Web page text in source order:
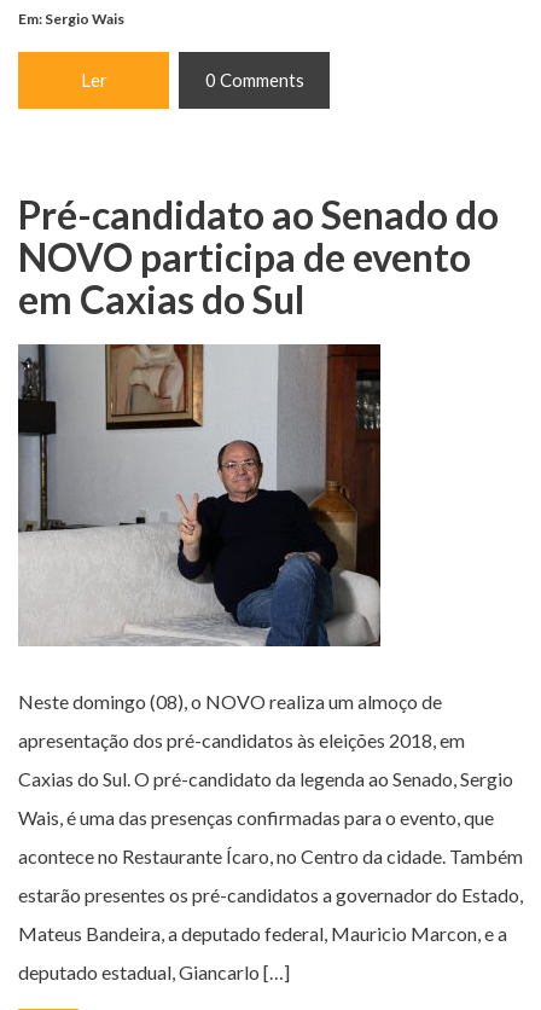
Em: Sergio Wais
Ler 0 Comments
Pré-candidato ao Senado do
NOVO participa de evento
em Caxias do Sul
Neste domingo (08), o NOVO realiza um almoço de
apresentação dos pré-candidatos às eleições 2018, em
Caxias do Sul. O pré-candidato da legenda ao Senado, Sergio
Wais, é uma das presenças confirmadas para o evento, que
acontece no Restaurante Ícaro, no Centro da cidade. Também
estarão presentes os pré-candidatos a governador do Estado,
Mateus Bandeira, a deputado federal, Mauricio Marcon, e a
deputado estadual, Giancarlo […]